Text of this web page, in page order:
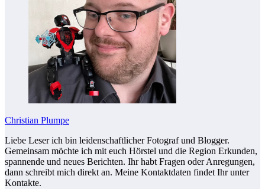
Christian Plumpe
Liebe Leser ich bin leidenschaftlicher Fotograf und Blogger.
Gemeinsam möchte ich mit euch Hörstel und die Region Erkunden,
spannende und neues Berichten. Ihr habt Fragen oder Anregungen,
dann schreibt mich direkt an. Meine Kontaktdaten findet Ihr unter
Kontakte.